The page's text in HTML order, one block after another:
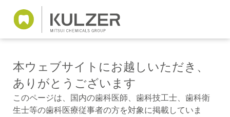
本ウェブサイトにお越しいただき、
ありがとうございます
このページは、国内の歯科医師、歯科技工士、歯科衛
生士等の歯科医療従事者の方を対象に掲載していま